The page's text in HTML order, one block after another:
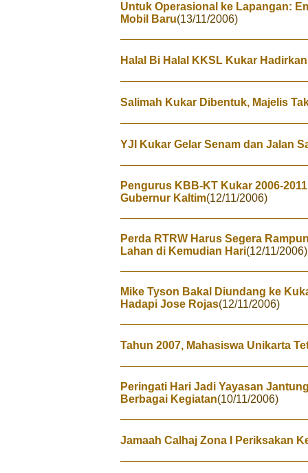
Untuk Operasional ke Lapangan:
Mobil Baru(13/11/2006)
Halal Bi Halal KKSL Kukar
Salimah Kukar Dibentuk, Majelis
YJI Kukar Gelar Senam dan Jalan
Pengurus KBB-KT Kukar 2006-
Gubernur Kaltim(12/11/2006)
Perda RTRW Harus Segera
Lahan di Kemudian Hari(12/11/2006)
Mike Tyson Bakal Diundang ke
Hadapi Jose Rojas(12/11/2006)
Tahun 2007, Mahasiswa Unikarta
Peringati Hari Jadi Yayasan
Berbagai Kegiatan(10/11/2006)
Jamaah Calhaj Zona I Periksakan